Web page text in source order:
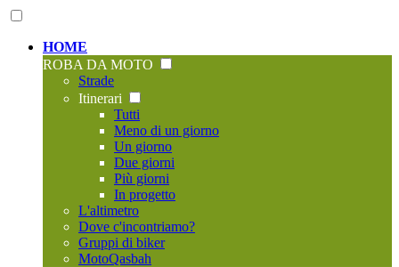
HOME
ROBA DA MOTO
Strade
Itinerari
Tutti
Meno di un giorno
Un giorno
Due giorni
Più giorni
In progetto
L'altimetro
Dove c'incontriamo?
Gruppi di biker
MotoQasbah